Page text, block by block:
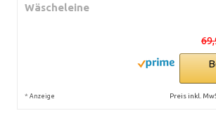
Wäscheleine
* Anzeige Preis inkl.